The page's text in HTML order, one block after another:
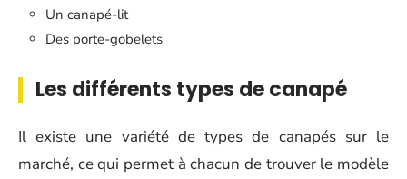
Un canapé-lit
Des porte-gobelets
Les différents types de canapé
Il existe une variété de types de canapés sur le
marché, ce qui permet à chacun de trouver le modèle